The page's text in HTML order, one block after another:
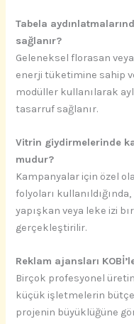
Tabela
sağlanır?
Geleneksel florasan
enerji tüketimine sahip
modüller kullanılarak
tasarruf sağlanır.
Vitrin giydirmelerinde
mudur?
Kampanyalar için özel
folyoları
yapışkan veya leke izi
gerçekleştirilir.
Reklam ajansları
Birçok profesyonel
küçük işletmelerin bütçe
projenin büyüklüğüne